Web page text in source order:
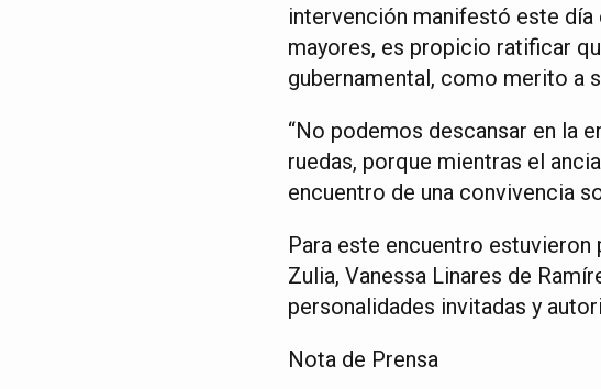
intervención manifestó este
mayores, es propicio ratificar
gubernamental, como merito a
“No podemos descansar en la
ruedas, porque mientras el
encuentro de una convivencia
Para este encuentro estuvieron
Zulia, Vanessa Linares de
personalidades invitadas y
Nota de Prensa